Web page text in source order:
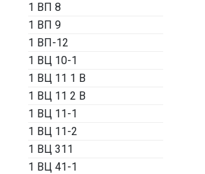
1 ВП 8
1 ВП 9
1 ВП-12
1 ВЦ 10-1
1 ВЦ 11 1 В
1 ВЦ 11 2 В
1 ВЦ 11-1
1 ВЦ 11-2
1 ВЦ 311
1 ВЦ 41-1